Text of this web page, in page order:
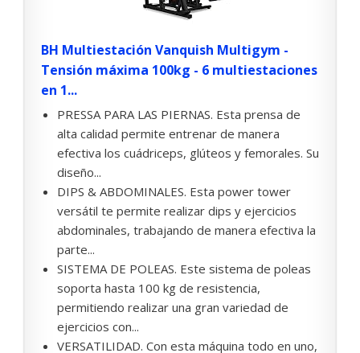
BH Multiestación Vanquish Multigym -
Tensión máxima 100kg - 6 multiestaciones
en 1...
PRESSA PARA LAS PIERNAS. Esta prensa de
alta calidad permite entrenar de manera
efectiva los cuádriceps, glúteos y femorales. Su
diseño...
DIPS & ABDOMINALES. Esta power tower
versátil te permite realizar dips y ejercicios
abdominales, trabajando de manera efectiva la
parte...
SISTEMA DE POLEAS. Este sistema de poleas
soporta hasta 100 kg de resistencia,
permitiendo realizar una gran variedad de
ejercicios con...
VERSATILIDAD. Con esta máquina todo en uno,